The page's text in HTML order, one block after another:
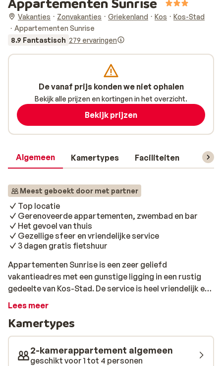
Vakanties Zonvakanties Griekenland Kos
Kos-Stad
Appartementen Sunrise
8.9 Fantastisch 279 ervaringen
Algemeen Kamertypes Faciliteiten
Meest geboekt door met partner
Top locatie
Gerenoveerde appartementen, zwembad en bar
Het gevoel van thuis
Gezellige sfeer en vriendelijke service
3 dagen gratis fietshuur
Appartementen Sunrise is een zeer geliefd
vakantieadres met een gunstige ligging in een rustig
gedeelte van Kos-Stad. De service is heel vriendelijk en
de sfeer is gezellig. Bij het gerenoveerde zwembad
de poolbar kun je gedurende de dag heerlijk een drankje
bestellen. Klinkt goed toch?! Voor kinderen is er een
apart kinderbad en een speeltuintje dus die vermaken
zich ook. Je wandelt op je gemak naar het strand en in
Lees meer
Kamertypes
2-kamerappartement algemeen
geschikt voor 1 tot 4 personen
De vanaf prijs konden we niet ophalen
Bekijk alle prijzen en kortingen in het overzicht.
Bekijk prijzen